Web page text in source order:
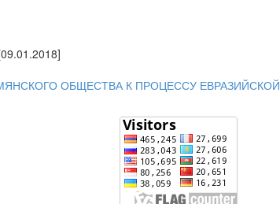
ОБЩЕСТВА К ПРОЦЕССУ ЕВРАЗИЙСКОЙ